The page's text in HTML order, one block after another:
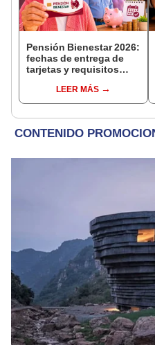
Pensión Bienestar 2026:
fechas de entrega de
tarjetas y requisitos
beneficiarios
LEER MÁS